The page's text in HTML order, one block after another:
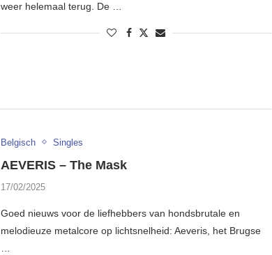
weer helemaal terug. De …
Belgisch Singles
AEVERIS – The Mask
17/02/2025
Goed nieuws voor de liefhebbers van hondsbrutale en
melodieuze metalcore op lichtsnelheid: Aeveris, het Brugse